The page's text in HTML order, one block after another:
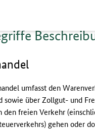
umfasst den
sowie über Zollgut- und
den freien Verkehr
gehen oder